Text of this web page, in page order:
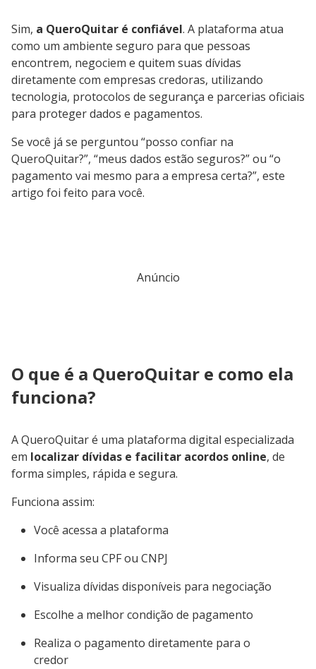
Sim, a QueroQuitar é confiável. A plataforma atua
como um ambiente seguro para que pessoas
encontrem, negociem e quitem suas dívidas
diretamente com empresas credoras, utilizando
tecnologia, protocolos de segurança e parcerias oficiais
para proteger dados e pagamentos.
Se você já se perguntou “posso confiar na
QueroQuitar?”, “meus dados estão seguros?” ou “o
pagamento vai mesmo para a empresa certa?”, este
artigo foi feito para você.
Anúncio
O que é a QueroQuitar e como ela
funciona?
A QueroQuitar é uma plataforma digital especializada
em localizar dívidas e facilitar acordos online, de
forma simples, rápida e segura.
Funciona assim:
Você acessa a plataforma
Informa seu CPF ou CNPJ
Visualiza dívidas disponíveis para negociação
Escolhe a melhor condição de pagamento
Realiza o pagamento diretamente para o
credor